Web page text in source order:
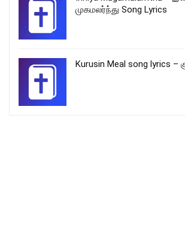
முகமலர்ந்து Song Lyrics
Kurusin Meal song lyrics –